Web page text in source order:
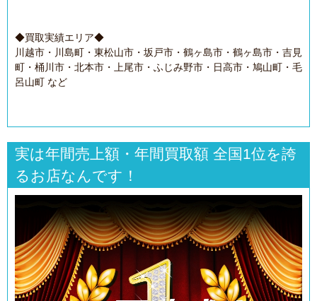
◆買取実績エリア◆
川越市・川島町・東松山市・坂戸市・鶴ヶ島市・鶴ヶ島市・吉見
町・桶川市・北本市・上尾市・ふじみ野市・日高市・鳩山町・毛
呂山町 など
実は年間売上額・年間買取額 全国1位を誇
るお店なんです！